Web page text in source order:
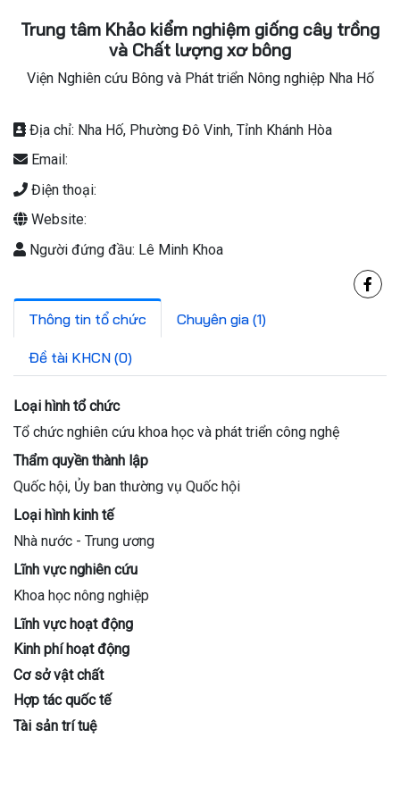
Trung tâm Khảo kiểm nghiệm giống cây trồng
và Chất lượng xơ bông
Viện Nghiên cứu Bông và Phát triển Nông nghiệp Nha Hố
Địa chỉ: Nha Hố, Phường Đô Vinh, Tỉnh Khánh Hòa
Email:
Điện thoại:
Website:
Người đứng đầu: Lê Minh Khoa
Thông tin tổ chức Chuyên gia (1)
Đề tài KHCN (0)
Loại hình tổ chức
Tổ chức nghiên cứu khoa học và phát triển công nghệ
Thẩm quyền thành lập
Quốc hội, Ủy ban thường vụ Quốc hội
Loại hình kinh tế
Nhà nước - Trung ương
Lĩnh vực nghiên cứu
Khoa học nông nghiệp
Lĩnh vực hoạt động
Kinh phí hoạt động
Cơ sở vật chất
Hợp tác quốc tế
Tài sản trí tuệ